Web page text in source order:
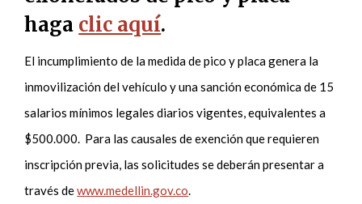
haga clic aquí.
El incumplimiento de la medida de pico y placa genera la
inmovilización del vehículo y una sanción económica de 15
salarios mínimos legales diarios vigentes, equivalentes a
$500.000. Para las causales de exención que requieren
inscripción previa, las solicitudes se deberán presentar a
través dewww.medellin.gov.co.